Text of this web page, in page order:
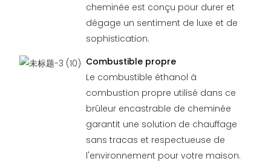
cheminée est conçu pour durer et
dégage un sentiment de luxe et de
sophistication.
Combustible propre
Le combustible éthanol à
combustion propre utilisé dans ce
brûleur encastrable de cheminée
garantit une solution de chauffage
sans tracas et respectueuse de
l'environnement pour votre maison.